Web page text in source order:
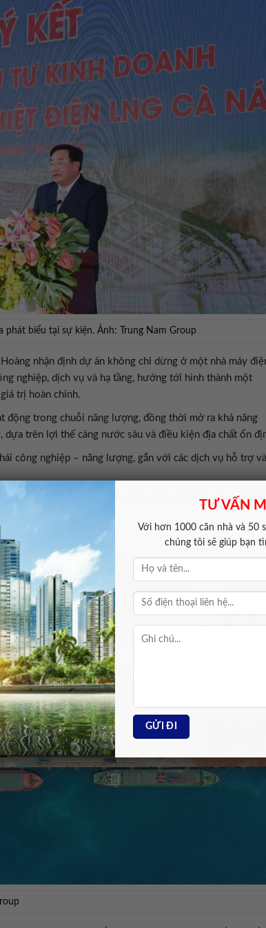
TƯ VẤN
Với hơn 1000 căn nhà và 50
chúng tôi sẽ giúp bạn
biểu tại sự kiện. Ảnh: Trung Nam Group
nhận định dự án không chỉ dừng ở một nhà máy
nghiệp, dịch vụ và hạ tầng, hướng tới hình thành một
trị hoàn chỉnh.
động trong chuỗi năng lượng, đồng thời mở ra khả năng
trên lợi thế cảng nước sâu và điều kiện địa chất ổn
công nghiệp – năng lượng, gắn với các dịch vụ hỗ trợ và
biết doanh nghiệp đặt mục tiêu đưa nhà máy vào vận